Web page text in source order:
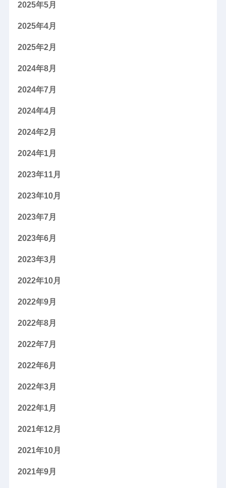
2025年5月
2025年4月
2025年2月
2024年8月
2024年7月
2024年4月
2024年2月
2024年1月
2023年11月
2023年10月
2023年7月
2023年6月
2023年3月
2022年10月
2022年9月
2022年8月
2022年7月
2022年6月
2022年3月
2022年1月
2021年12月
2021年10月
2021年9月